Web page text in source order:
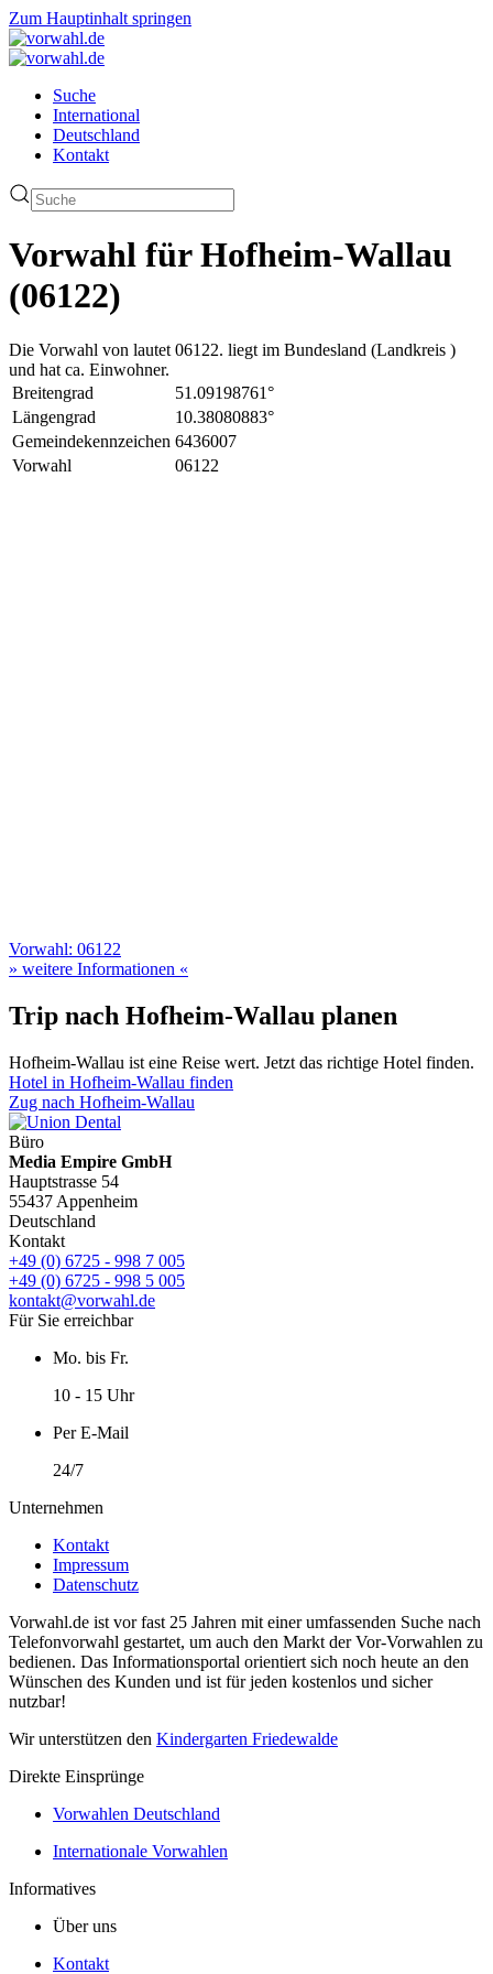
Zum Hauptinhalt springen
Suche
International
Deutschland
Kontakt
Vorwahl für Hofheim-Wallau
(06122)
Die Vorwahl von lautet 06122. liegt im Bundesland (Landkreis )
und hat ca. Einwohner.
Breitengrad
51.09198761°
Längengrad
10.38080883°
Gemeindekennzeichen 6436007
Vorwahl
06122
Vorwahl: 06122
» weitere Informationen «
Trip nach Hofheim-Wallau planen
Hofheim-Wallau ist eine Reise wert. Jetzt das richtige Hotel finden.
Hotel in Hofheim-Wallau finden
Zug nach Hofheim-Wallau
Büro
Media Empire GmbH
Hauptstrasse 54
55437 Appenheim
Deutschland
Kontakt
+49 (0) 6725 - 998 7 005
+49 (0) 6725 - 998 5 005
kontakt@vorwahl.de
Für Sie erreichbar
Mo. bis Fr.
10 - 15 Uhr
Per E-Mail
24/7
Unternehmen
Kontakt
Impressum
Datenschutz
Vorwahl.de ist vor fast 25 Jahren mit einer umfassenden Suche nach
Telefonvorwahl gestartet, um auch den Markt der Vor-Vorwahlen zu
bedienen. Das Informationsportal orientiert sich noch heute an den
Wünschen des Kunden und ist für jeden kostenlos und sicher
nutzbar!
Wir unterstützen den Kindergarten Friedewalde
Direkte Einsprünge
Vorwahlen Deutschland
Internationale Vorwahlen
Informatives
Über uns
Kontakt